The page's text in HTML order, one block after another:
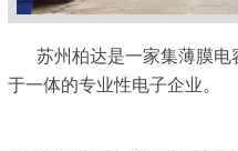
苏州柏达是一家集薄膜电
于一体的专业性电子企业。